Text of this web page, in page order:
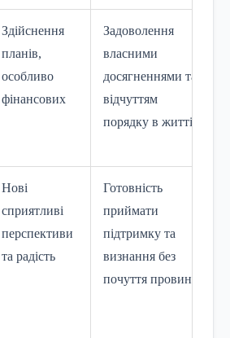
Здійснення
планів,
особливо
фінансових
Задоволення
власними
досягненнями та
відчуттям
порядку в житті
Нові
сприятливі
перспективи
та радість
Готовність
приймати
підтримку та
визнання без
почуття провини